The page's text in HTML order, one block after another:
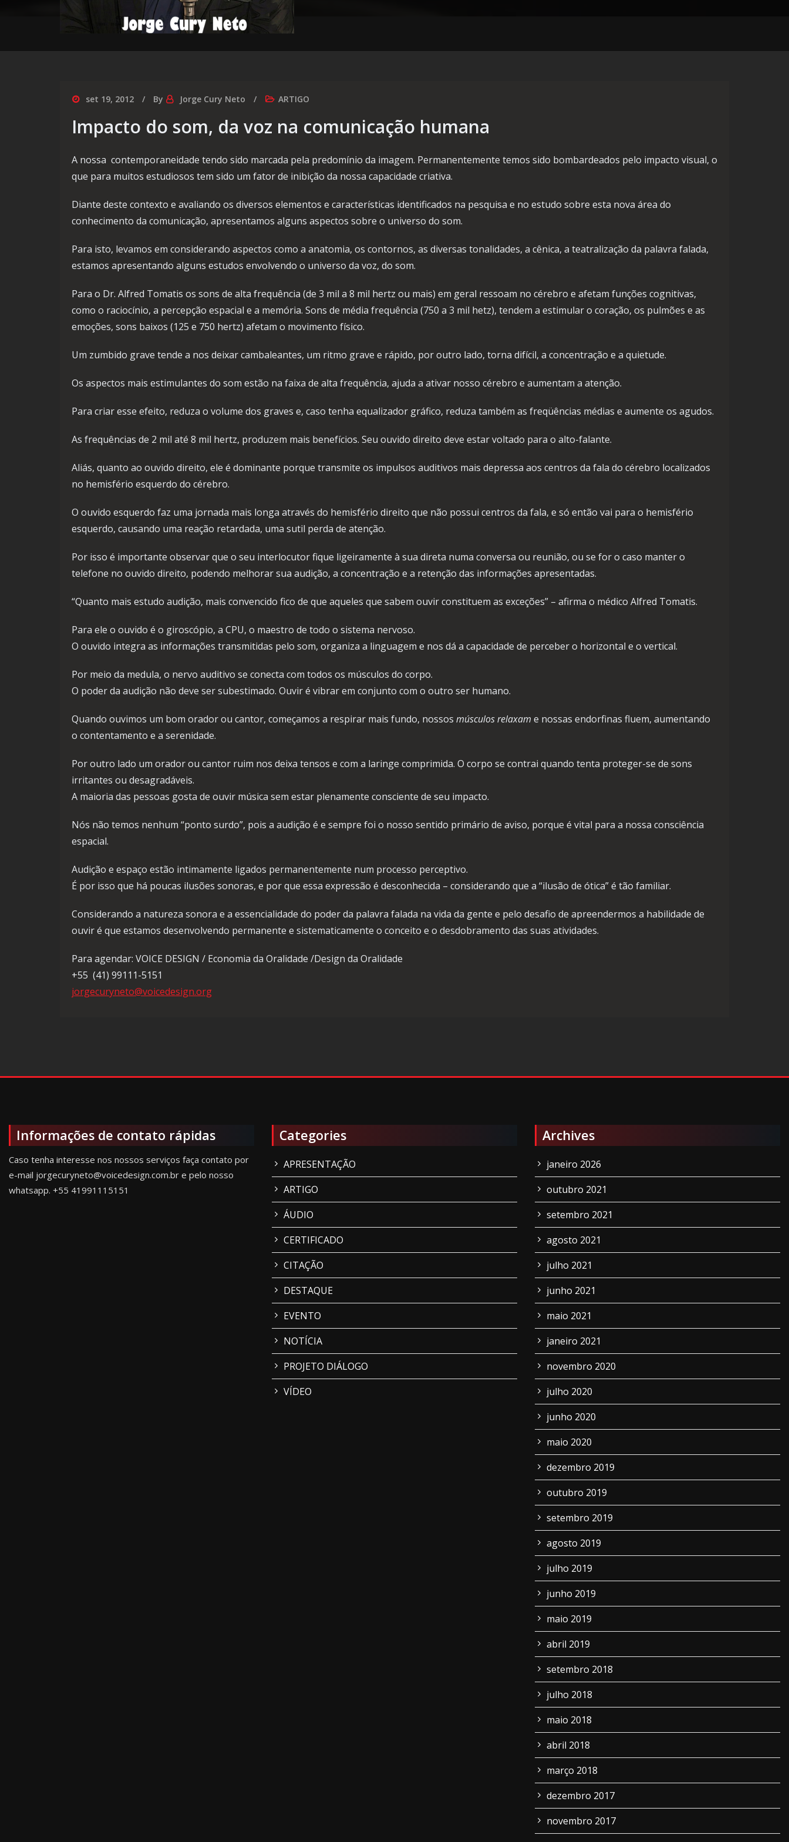
set 19, 2012 By Jorge Cury Neto ARTIGO
Impacto do som, da voz na comunicação humana
A nossa contemporaneidade tendo sido marcada pela predomínio da imagem. Permanentemente temos sido bombardeados pelo impacto visual, o
que para muitos estudiosos tem sido um fator de inibição da nossa capacidade criativa.
Diante deste contexto e avaliando os diversos elementos e características identificados na pesquisa e no estudo sobre esta nova área do
conhecimento da comunicação, apresentamos alguns aspectos sobre o universo do som.
Para isto, levamos em considerando aspectos como a anatomia, os contornos, as diversas tonalidades, a cênica, a teatralização da palavra falada,
estamos apresentando alguns estudos envolvendo o universo da voz, do som.
Para o Dr. Alfred Tomatis os sons de alta frequência (de 3 mil a 8 mil hertz ou mais) em geral ressoam no cérebro e afetam funções cognitivas,
como o raciocínio, a percepção espacial e a memória. Sons de média frequência (750 a 3 mil hetz), tendem a estimular o coração, os pulmões e as
emoções, sons baixos (125 e 750 hertz) afetam o movimento físico.
Um zumbido grave tende a nos deixar cambaleantes, um ritmo grave e rápido, por outro lado, torna difícil, a concentração e a quietude.
Os aspectos mais estimulantes do som estão na faixa de alta frequência, ajuda a ativar nosso cérebro e aumentam a atenção.
Para criar esse efeito, reduza o volume dos graves e, caso tenha equalizador gráfico, reduza também as freqüências médias e aumente os agudos.
As frequências de 2 mil até 8 mil hertz, produzem mais benefícios. Seu ouvido direito deve estar voltado para o alto-falante.
Aliás, quanto ao ouvido direito, ele é dominante porque transmite os impulsos auditivos mais depressa aos centros da fala do cérebro localizados
no hemisfério esquerdo do cérebro.
O ouvido esquerdo faz uma jornada mais longa através do hemisfério direito que não possui centros da fala, e só então vai para o hemisfério
esquerdo, causando uma reação retardada, uma sutil perda de atenção.
Por isso é importante observar que o seu interlocutor fique ligeiramente à sua direta numa conversa ou reunião, ou se for o caso manter o
telefone no ouvido direito, podendo melhorar sua audição, a concentração e a retenção das informações apresentadas.
“Quanto mais estudo audição, mais convencido fico de que aqueles que sabem ouvir constituem as exceções” – afirma o médico Alfred Tomatis.
Para ele o ouvido é o giroscópio, a CPU, o maestro de todo o sistema nervoso.
O ouvido integra as informações transmitidas pelo som, organiza a linguagem e nos dá a capacidade de perceber o horizontal e o vertical.
Por meio da medula, o nervo auditivo se conecta com todos os músculos do corpo.
O poder da audição não deve ser subestimado. Ouvir é vibrar em conjunto com o outro ser humano.
Quando ouvimos um bom orador ou cantor, começamos a respirar mais fundo, nossos músculos relaxam e nossas endorfinas fluem, aumentando
o contentamento e a serenidade.
Por outro lado um orador ou cantor ruim nos deixa tensos e com a laringe comprimida. O corpo se contrai quando tenta proteger-se de sons
irritantes ou desagradáveis.
A maioria das pessoas gosta de ouvir música sem estar plenamente consciente de seu impacto.
Nós não temos nenhum “ponto surdo”, pois a audição é e sempre foi o nosso sentido primário de aviso, porque é vital para a nossa consciência
espacial.
Audição e espaço estão intimamente ligados permanentemente num processo perceptivo.
É por isso que há poucas ilusões sonoras, e por que essa expressão é desconhecida – considerando que a “ilusão de ótica” é tão familiar.
Considerando a natureza sonora e a essencialidade do poder da palavra falada na vida da gente e pelo desafio de apreendermos a habilidade de
ouvir é que estamos desenvolvendo permanente e sistematicamente o conceito e o desdobramento das suas atividades.
Para agendar: VOICE DESIGN / Economia da Oralidade /Design da Oralidade
+55 (41) 99111-5151
jorgecuryneto@voicedesign.org
Informações de contato rápidas
Caso tenha interesse nos nossos serviços faça contato por
e-mail jorgecuryneto@voicedesign.com.br e pelo nosso
whatsapp. +55 41991115151
Categories
APRESENTAÇÃO
ARTIGO
ÁUDIO
CERTIFICADO
CITAÇÃO
DESTAQUE
EVENTO
NOTÍCIA
PROJETO DIÁLOGO
VÍDEO
Archives
janeiro 2026
outubro 2021
setembro 2021
agosto 2021
julho 2021
junho 2021
maio 2021
janeiro 2021
novembro 2020
julho 2020
junho 2020
maio 2020
dezembro 2019
outubro 2019
setembro 2019
agosto 2019
julho 2019
junho 2019
maio 2019
abril 2019
setembro 2018
julho 2018
maio 2018
abril 2018
março 2018
dezembro 2017
novembro 2017